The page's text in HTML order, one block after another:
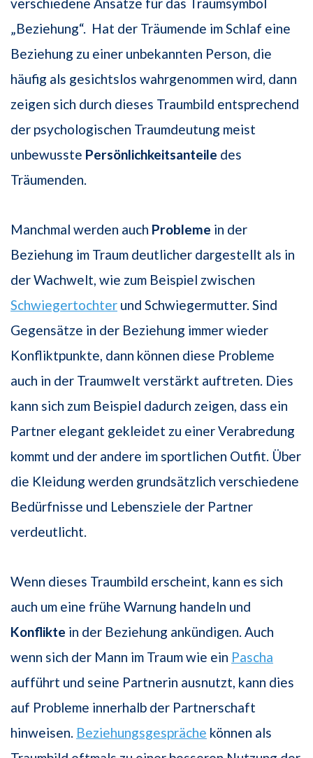
verschiedene Ansätze für das Traumsymbol
„Beziehung“. Hat der Träumende im Schlaf eine
Beziehung zu einer unbekannten Person, die
häufig als gesichtslos wahrgenommen wird, dann
zeigen sich durch dieses Traumbild entsprechend
der psychologischen Traumdeutung meist
unbewusste Persönlichkeitsanteile des
Träumenden.
Manchmal werden auch Probleme in der
Beziehung im Traum deutlicher dargestellt als in
der Wachwelt, wie zum Beispiel zwischen
Schwiegertochter und Schwiegermutter. Sind
Gegensätze in der Beziehung immer wieder
Konfliktpunkte, dann können diese Probleme
auch in der Traumwelt verstärkt auftreten. Dies
kann sich zum Beispiel dadurch zeigen, dass ein
Partner elegant gekleidet zu einer Verabredung
kommt und der andere im sportlichen Outfit. Über
die Kleidung werden grundsätzlich verschiedene
Bedürfnisse und Lebensziele der Partner
verdeutlicht.
Wenn dieses Traumbild erscheint, kann es sich
auch um eine frühe Warnung handeln und
Konflikte in der Beziehung ankündigen. Auch
wenn sich der Mann im Traum wie ein Pascha
aufführt und seine Partnerin ausnutzt, kann dies
auf Probleme innerhalb der Partnerschaft
hinweisen. Beziehungsgespräche können als